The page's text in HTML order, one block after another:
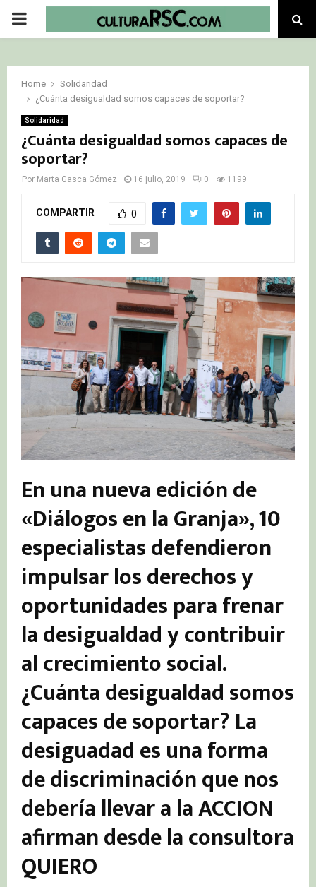
PRIMARY
Home
Solidaridad
¿Cuánta desigualdad somos capaces de soportar?
Solidaridad
¿Cuánta desigualdad somos capaces de
soportar?
Por Marta Gasca Gómez 16 julio, 2019 0 1199
COMPARTIR 0
En una nueva edición de
«Diálogos en la Granja», 10
especialistas defendieron
impulsar los derechos y
oportunidades para frenar
la desigualdad y contribuir
al crecimiento social.
¿Cuánta desigualdad somos
capaces de soportar? La
desiguadad es una forma
de discriminación que nos
debería llevar a la ACCION
afirman desde la consultora
QUIERO